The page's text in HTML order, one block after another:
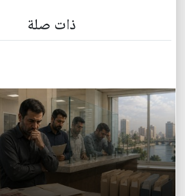
ذات صلة